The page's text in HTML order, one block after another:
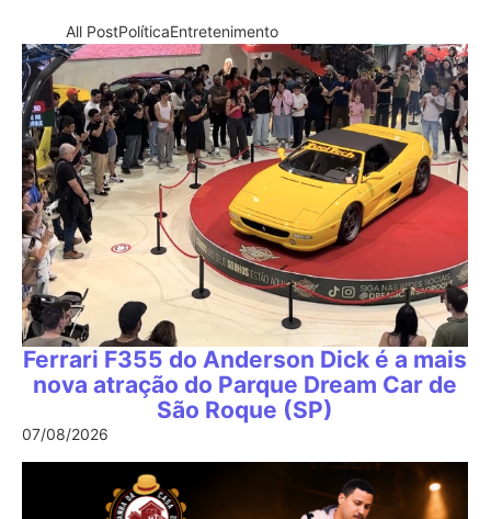
All PostPolíticaEntretenimento
Ferrari F355 do Anderson Dick é a mais
nova atração do Parque Dream Car de
São Roque (SP)
07/08/2026